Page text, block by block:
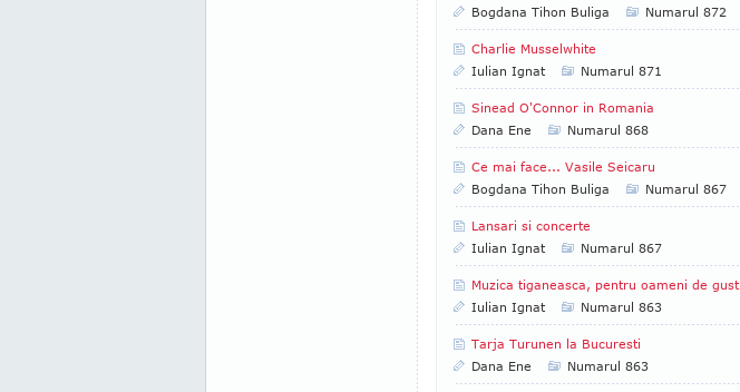
Bogdana Tihon Buliga
Numarul 872
Charlie Musselwhite
Iulian Ignat
Numarul 871
Sinead O'Connor in Romania
Dana Ene
Numarul 868
Ce mai face... Vasile Seicaru
Bogdana Tihon Buliga
Numarul 867
Lansari si concerte
Iulian Ignat
Numarul 867
Muzica tiganeasca, pentru oameni de gust
Iulian Ignat
Numarul 863
Tarja Turunen la Bucuresti
Dana Ene
Numarul 863